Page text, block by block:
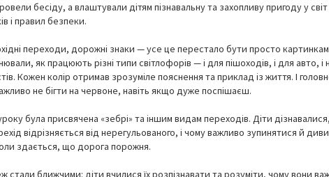
бесіду, а влаштували дітям пізнавальну та захопливу пригоду у світ
і правил безпеки.
переходи, дорожні знаки — усе це перестало бути просто
як працюють різні типи світлофорів — і для пішоходів, і для авто, і
Кожен колір отримав зрозуміле пояснення та приклад із життя. І
не бігти на червоне, навіть якщо дуже поспішаєш.
була присвячена «зебрі» та іншим видам переходів. Діти
відрізняється від нерегульованого, і чому важливо зупинятися й
здається, що дорога порожня.
стали ближчими: діти вчилися їх розпізнавати та розуміти, чому вони